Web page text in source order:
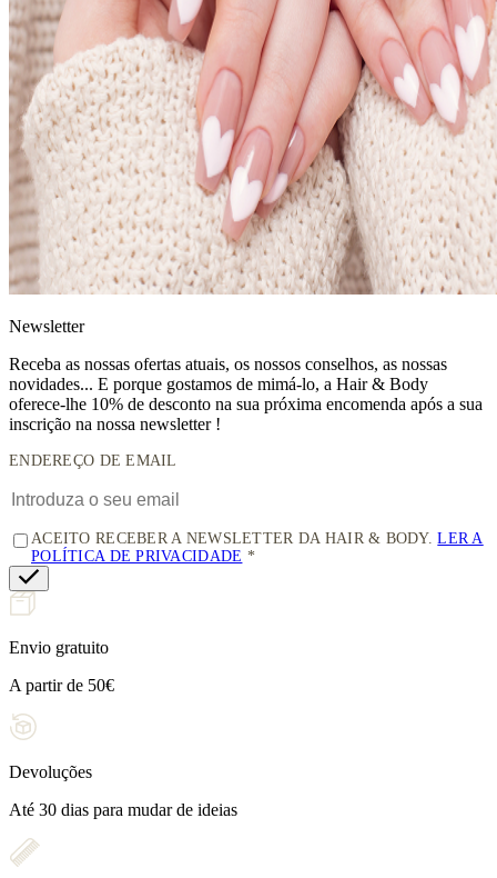
Newsletter
Receba as nossas ofertas atuais, os nossos conselhos, as nossas
novidades... E porque gostamos de mimá-lo, a Hair & Body
oferece-lhe 10% de desconto na sua próxima encomenda após a sua
inscrição na nossa newsletter !
ENDEREÇO DE EMAIL
ACEITO RECEBER A NEWSLETTER DA HAIR & BODY.LER A
POLÍTICA DE PRIVACIDADE
Envio gratuito
A partir de 50€
Devoluções
Até 30 dias para mudar de ideias